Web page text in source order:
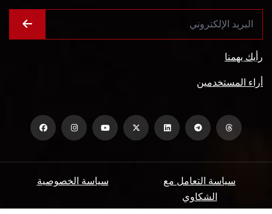
رأيك يهمنا
أراء المستخدمين
سياسة الخصوصية
سياسة التعامل مع
الشكاوي